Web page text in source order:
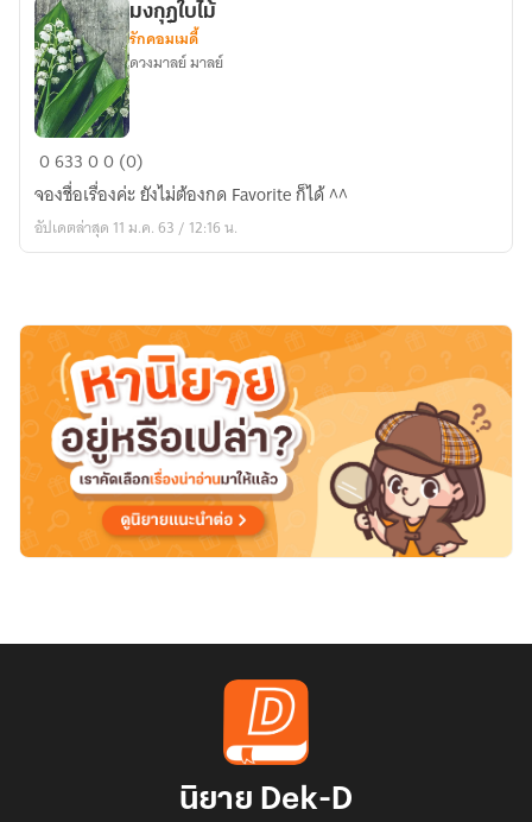
มงกุฎ
ใบไม้
มงกุฎใบไม้
รักคอมเมดี้
ดวงมาลย์ มาลย์
063300 (0)
จองชื่อเรื่องค่ะ ยังไม่ต้องกด Favorite ก็ได้ ^^
อัปเดตล่าสุด 11 ม.ค. 63 / 12:16 น.
นิยาย Dek-D